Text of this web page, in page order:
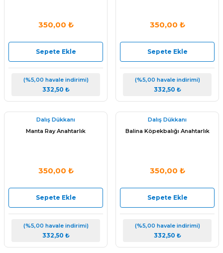
350,00 ₺
Sepete Ekle
(%5,00 havale indirimi)
332,50 ₺
350,00 ₺
Sepete Ekle
(%5,00 havale indirimi)
332,50 ₺
Dalış Dükkanı
Manta Ray Anahtarlık
350,00 ₺
Sepete Ekle
(%5,00 havale indirimi)
332,50 ₺
Dalış Dükkanı
Balina Köpekbalığı Anahtarlık
350,00 ₺
Sepete Ekle
(%5,00 havale indirimi)
332,50 ₺